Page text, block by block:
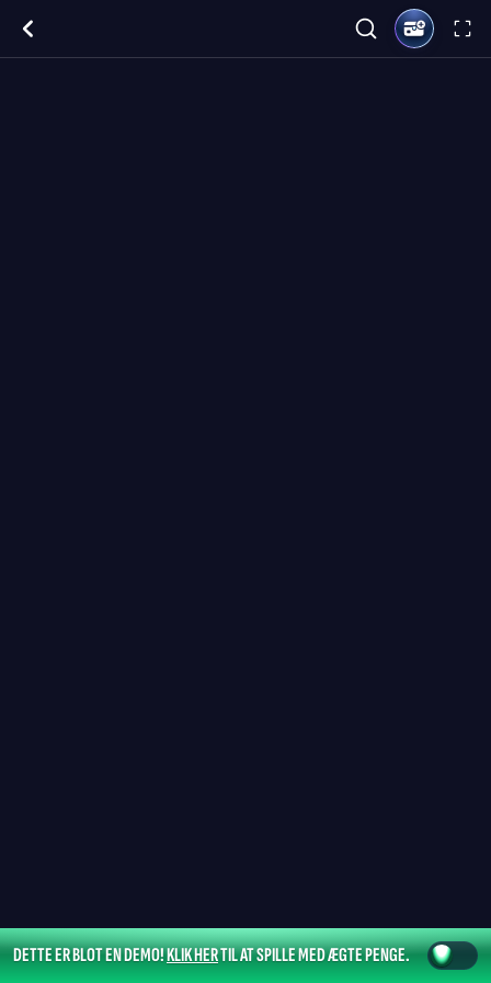
DETTE ER BLOT EN DEMO!KLIK HERTIL AT SPILLE MED ÆGTE PENGE.